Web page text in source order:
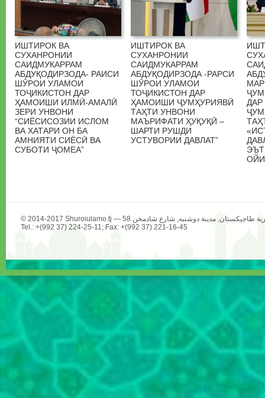
ИШТИРОК ВА
СУХАНРОНИИ
САИДМУКАРРАМ
АБДУҚОДИРЗОДА- РАИСИ
ШӮРОИ УЛАМОИ
ТОҶИКИСТОН ДАР
ҲАМОИШИ ИЛМӢ-АМАЛӢ
ЗЕРИ УНВОНИ
“СИЁСИСОЗИИ ИСЛОМ
ВА ХАТАРИ ОН БА
АМНИЯТИ СИЁСӢ ВА
СУБОТИ ҶОМЕА”
ИШТИРОК ВА
СУХАНРОНИИ
САИДМУКАРРАМ
АБДУҚОДИРЗОДА -РАРСИ
ШӮРОИ УЛАМОИ
ТОҶИКИСТОН ДАР
ҲАМОИШИ ҶУМҲУРИЯВӢ
ТАҲТИ УНВОНИ
МАЪРИФАТИ ҲУҚУҚӢ –
ШАРТИ РУШДИ
УСТУВОРИИ ДАВЛАТ”
Tel.: +(992 37) 224-25-11; Fax: +(992 37) 221-16-45